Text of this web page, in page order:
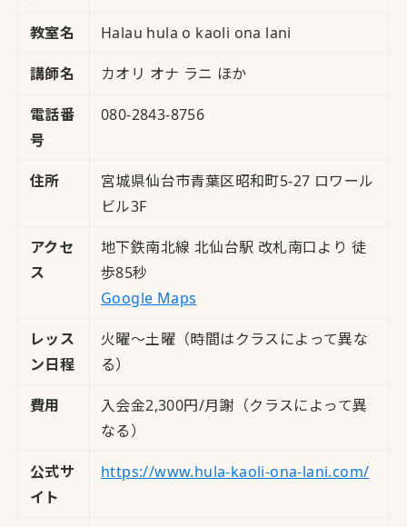
教室名 Halau hula o kaoli ona lani
講師名 カオリ オナ ラニ ほか
電話番
号
080-2843-8756
住所
宮城県仙台市青葉区昭和町5-27 ロワール
ビル3F
アクセ
ス
地下鉄南北線 北仙台駅 改札南口より 徒
歩85秒
Google Maps
レッス
ン日程
火曜～土曜（時間はクラスによって異な
る）
費用
入会金2,300円/月謝（クラスによって異
なる）
公式サ
イト
https://www.hula-kaoli-ona-lani.com/